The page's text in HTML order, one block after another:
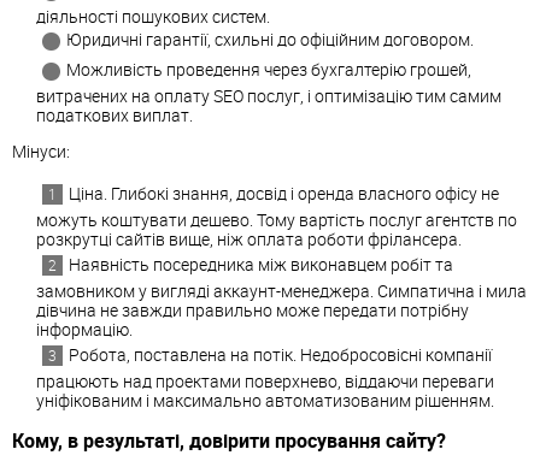
діяльності пошукових систем.
Юридичні гарантії, схильні до офіційним договором.
Можливість проведення через бухгалтерію грошей,
витрачених на оплату SEO послуг, і оптимізацію тим самим
податкових виплат.
Мінуси:
Ціна. Глибокі знання, досвід і оренда власного офісу не
можуть коштувати дешево. Тому вартість послуг агентств по
розкрутці сайтів вище, ніж оплата роботи фрілансера.
Наявність посередника між виконавцем робіт та
замовником у вигляді аккаунт-менеджера. Симпатична і мила
дівчина не завжди правильно може передати потрібну
інформацію.
Робота, поставлена на потік. Недобросовісні компанії
працюють над проектами поверхнево, віддаючи переваги
уніфікованим і максимально автоматизованим рішенням.
Кому, в результаті, довірити просування сайту?